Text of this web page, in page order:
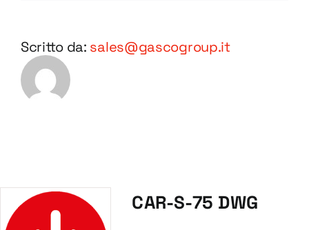
Scritto da: sales@gascogroup.it
CAR-S-75 DWG